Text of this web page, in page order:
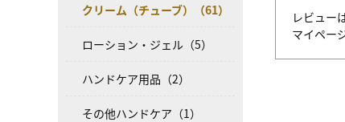
レビュー
マイペー
クリーム（チューブ）（61）
ローション・ジェル（5）
ハンドケア用品（2）
その他ハンドケア（1）